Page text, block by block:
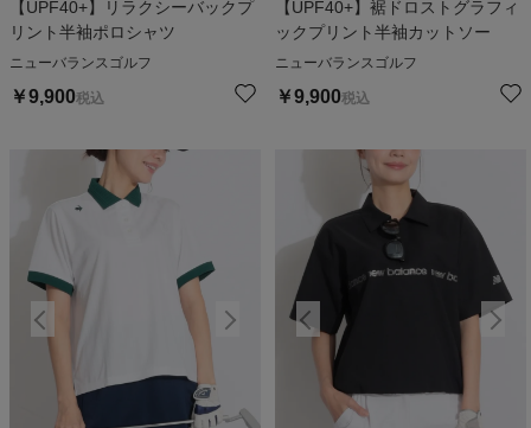
【UPF40+】リラクシーバックプ
リント半袖ポロシャツ
ニューバランスゴルフ
￥9,900税込
【UPF40+】裾ドロストグラフィ
ックプリント半袖カットソー
ニューバランスゴルフ
￥9,900税込